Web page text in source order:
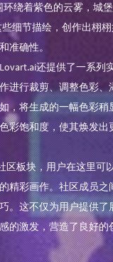
绕着紫色的云雾，城
细节描绘，创作出栩
准确性。
还提供了一系列
进行裁剪、调整色彩、
，将生成的一幅色彩稍
彩饱和度，使其焕发出
区板块，用户在这里可
精彩画作。社区成员之
。这不仅为用户提供了
的激发，营造了良好的